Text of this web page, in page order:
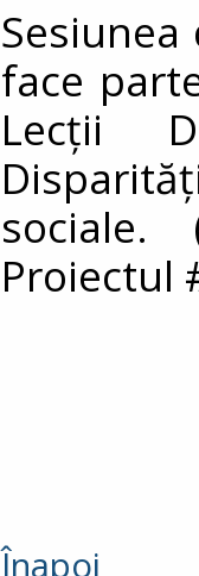
Sesiunea
face
Lecții
Proiectul
Înapoi